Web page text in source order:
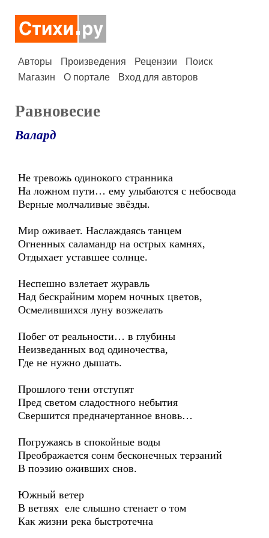
Авторы Произведения Рецензии
Поиск
Магазин
О портале Вход для авторов
Равновесие
Валард
Не тревожь одинокого странника
На ложном пути… ему улыбаются с небосвода
Верные молчаливые звёзды.
Мир оживает. Наслаждаясь танцем
Огненных саламандр на острых камнях,
Отдыхает уставшее солнце.
Неспешно взлетает журавль
Над бескрайним морем ночных цветов,
Осмелившихся луну возжелать
Побег от реальности… в глубины
Неизведанных вод одиночества,
Где не нужно дышать.
Прошлого тени отступят
Пред светом сладостного небытия
Свершится предначертанное вновь…
Погружаясь в спокойные воды
Преображается сонм бесконечных терзаний
В поэзию оживших снов.
Южный ветер
В ветвях еле слышно стенает о том
Как жизни река быстротечна